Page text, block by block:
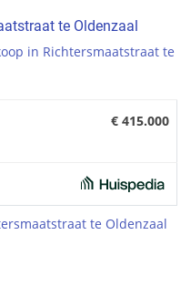
te Oldenzaal
in Richtersmaatstraat te
€ 415.000
te Oldenzaal